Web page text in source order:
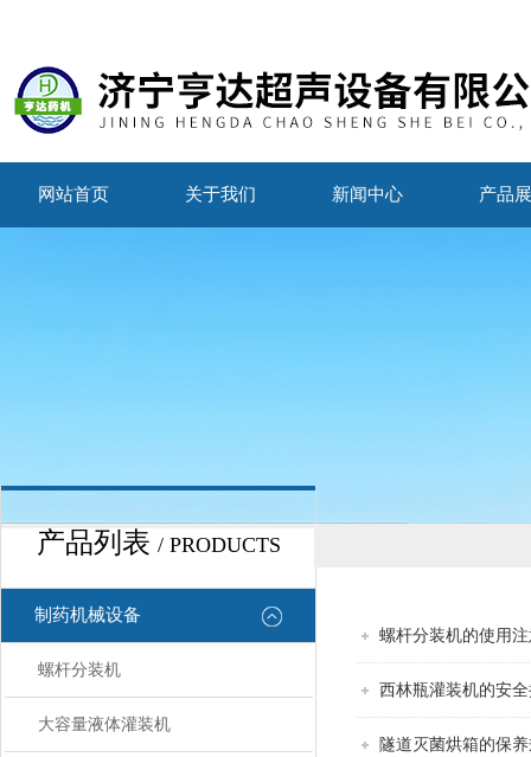
网站首页 关于我们 新闻中心 产品
产品列表 / PRODUCTS
制药机械设备
螺杆分装机
大容量液体灌装机
螺杆分装机的使用
西林瓶灌装机的安
隧道灭菌烘箱的保